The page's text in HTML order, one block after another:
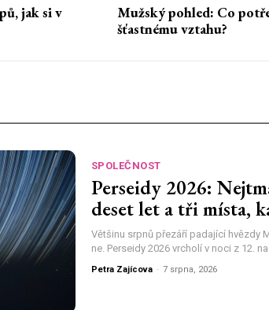
jak si v
Mužský pohled: Co
šťastnému vztahu?
SPOLEČNOST
Perseidy 2026:
deset let a tři místa,
Většinu srpnů přezáří padající hvězdy
ne. Perseidy 2026 vrcholí v noci z 12.
Petra Zajícova - 7 srpna, 2026